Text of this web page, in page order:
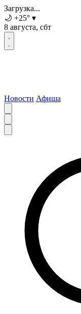
Загрузка...
🌙 +25° ▾
8 августа, сбт
Новости Афиша